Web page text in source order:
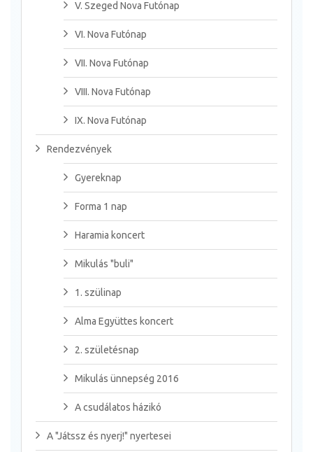
V. Szeged Nova Futónap
VI. Nova Futónap
VII. Nova Futónap
VIII. Nova Futónap
IX. Nova Futónap
Rendezvények
Gyereknap
Forma 1 nap
Haramia koncert
Mikulás "buli"
1. szülinap
Alma Együttes koncert
2. születésnap
Mikulás ünnepség 2016
A csudálatos házikó
A "Játssz és nyerj!" nyertesei